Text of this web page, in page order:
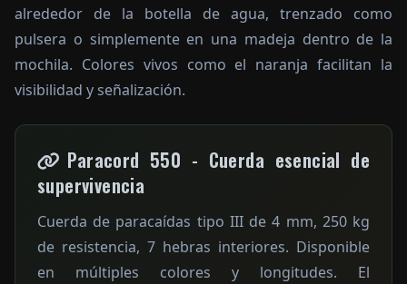
alrededor de la botella de agua, trenzado como
pulsera o simplemente en una madeja dentro de la
mochila. Colores vivos como el naranja facilitan la
visibilidad y señalización.
Paracord 550 - Cuerda esencial de
supervivencia
Cuerda de paracaídas tipo III de 4 mm, 250 kg
de resistencia, 7 hebras interiores. Disponible
en múltiples colores y longitudes. El